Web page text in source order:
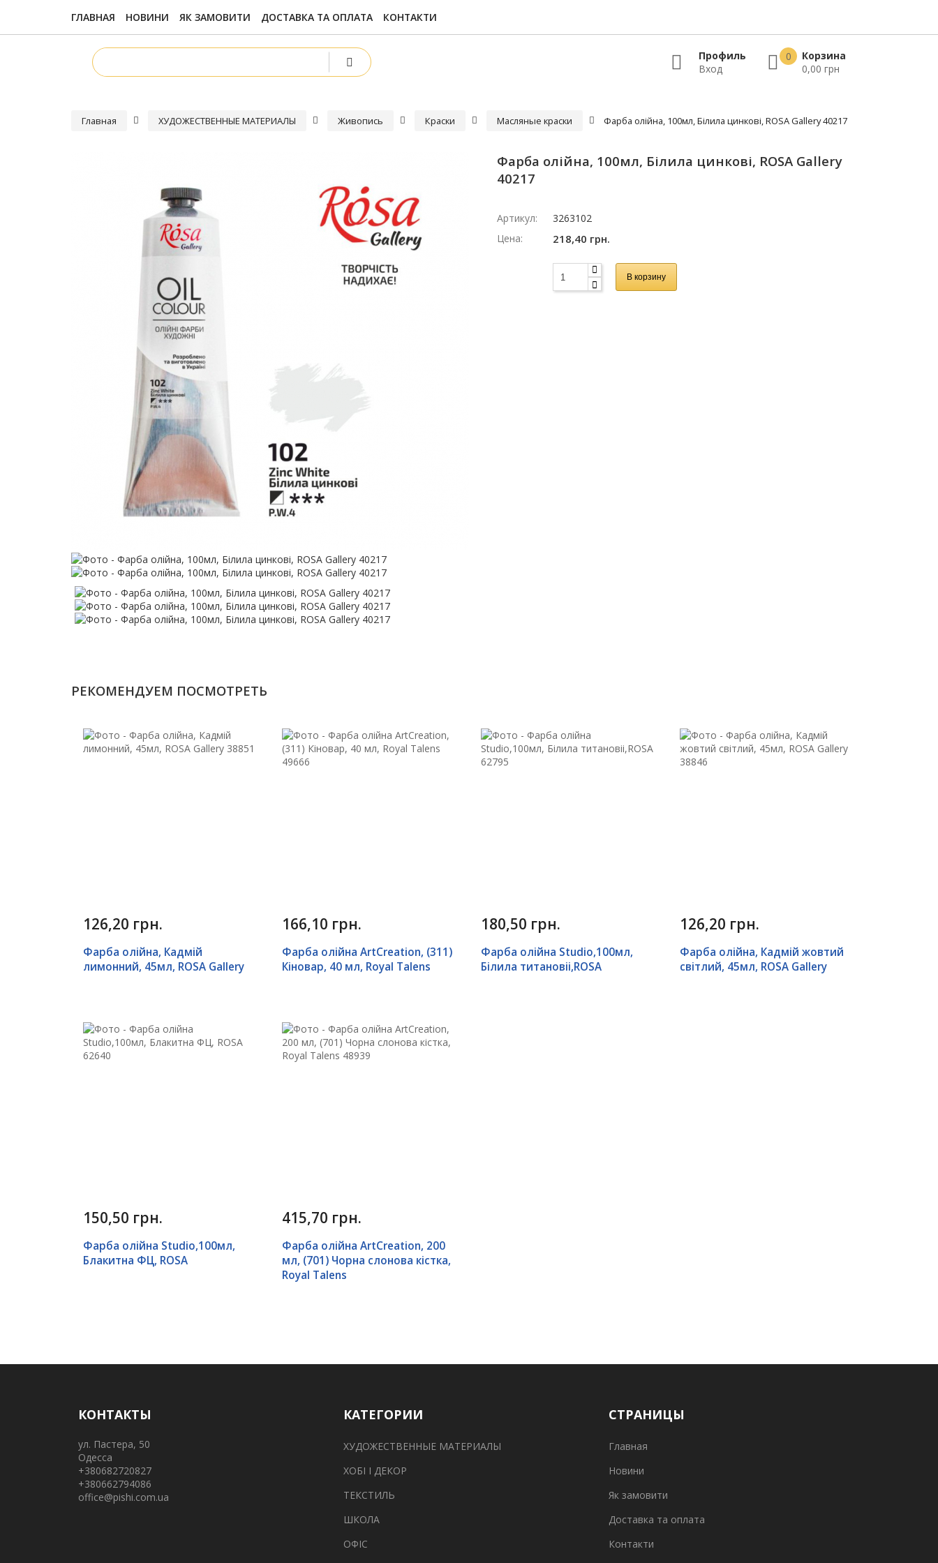
ГЛАВНАЯ НОВИНИ ЯК ЗАМОВИТИ ДОСТАВКА ТА ОПЛАТА КОНТАКТИ
Профиль
Вход
Корзина
0,00 грн
0
Главная ХУДОЖЕСТВЕННЫЕ МАТЕРИАЛЫ Живопись Краски Масляные краски Фарба олійна, 100мл, Білила цинкові, ROSA Gallery 40217
Фарба олійна, 100мл, Білила цинкові, ROSA Gallery
40217
Артикул:
3263102
Цена:
218,40 грн.
В корзину
РЕКОМЕНДУЕМ ПОСМОТРЕТЬ
126,20 грн.
Фарба олійна, Кадмій
лимонний, 45мл, ROSA Gallery
166,10 грн.
Фарба олійна ArtCreation, (311)
Кіновар, 40 мл, Royal Talens
180,50 грн.
Фарба олійна Studio,100мл,
Білила титановіі,ROSA
126,20 грн.
Фарба олійна, Кадмій жовтий
світлий, 45мл, ROSA Gallery
150,50 грн.
Фарба олійна Studio,100мл,
Блакитна ФЦ, ROSA
415,70 грн.
Фарба олійна ArtCreation, 200
мл, (701) Чорна слонова кістка,
Royal Talens
КОНТАКТЫ
ул. Пастера, 50
Одесса
+380682720827
+380662794086
office@pishi.com.ua
КАТЕГОРИИ
ХУДОЖЕСТВЕННЫЕ МАТЕРИАЛЫ
ХОБІ І ДЕКОР
ТЕКСТИЛЬ
ШКОЛА
ОФІС
СТРАНИЦЫ
Главная
Новини
Як замовити
Доставка та оплата
Контакти